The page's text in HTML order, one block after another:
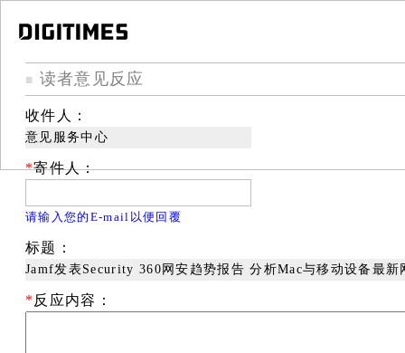
■ 读者意见反应
收件人：
意见服务中心
*寄件人：
请输入您的E-mail以便回覆
标题：
Jamf发表Security 360网安趋势报告 分析Mac与移动设备最新
* 反应内容：